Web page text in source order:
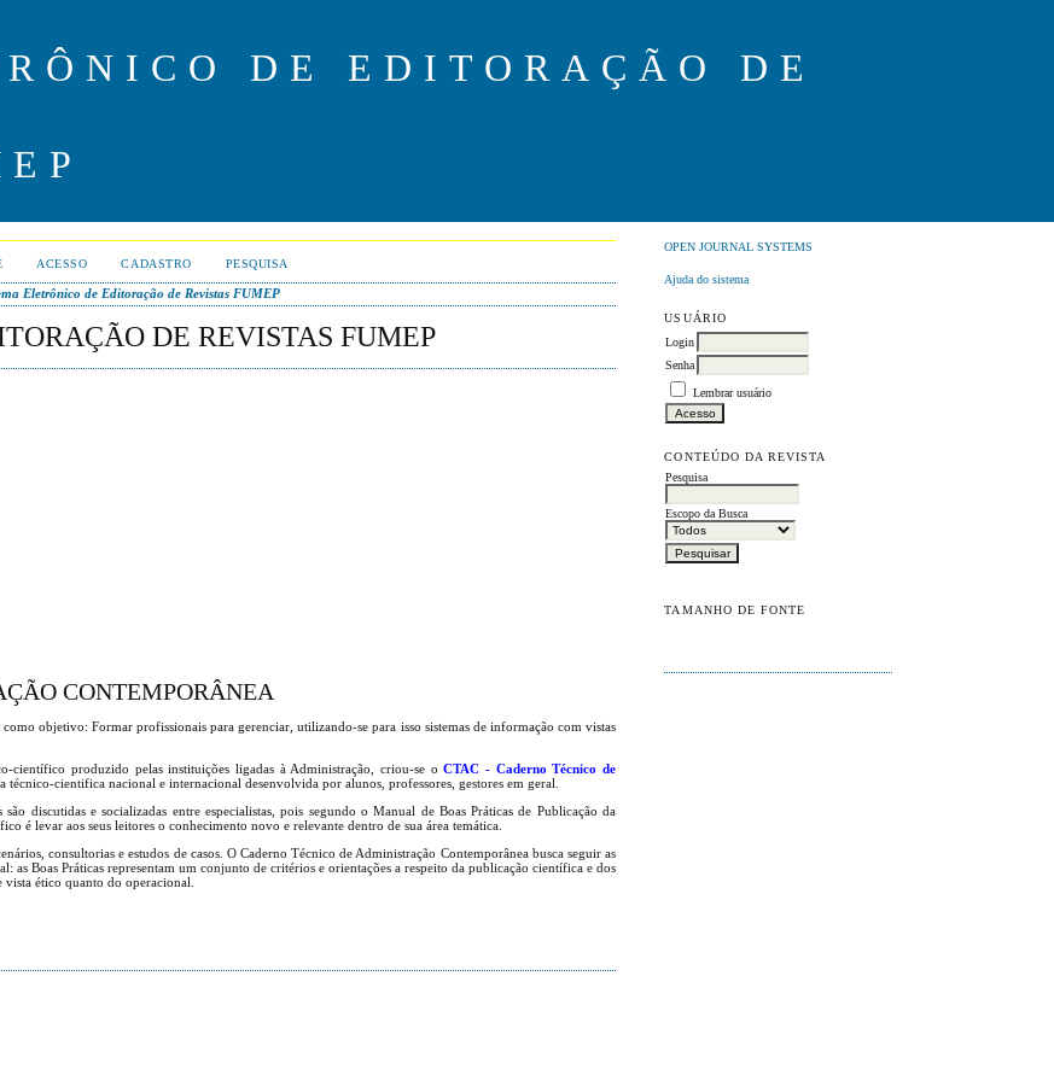
DE EDITORAÇÃO DE
OPEN JOURNAL SYSTEMS
Ajuda do sistema
USUÁRIO
Login
Senha
Lembrar usuário
CONTEÚDO DA REVISTA
Pesquisa
Escopo da Busca
TAMANHO DE FONTE
ACESSO CADASTRO PESQUISA
Eletrônico de Editoração de Revistas FUMEP
DE REVISTAS FUMEP
CONTEMPORÂNEA
como objetivo: Formar profissionais para gerenciar, utilizando-se para isso sistemas de informação com vistas
científico produzido pelas instituições ligadas à Administração, criou-se oCTAC - Caderno Técnico de
técnico-cientifica nacional e internacional desenvolvida por alunos, professores, gestores em geral.
discutidas e socializadas entre especialistas, pois segundo o Manual de Boas Práticas de Publicação da
é levar aos seus leitores o conhecimento novo e relevante dentro de sua área temática.
consultorias e estudos de casos. O Caderno Técnico de Administração Contemporânea busca seguir as
as Boas Práticas representam um conjunto de critérios e orientações a respeito da publicação científica e dos
vista ético quanto do operacional.